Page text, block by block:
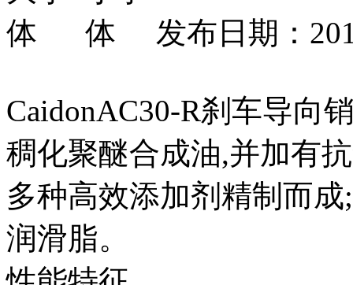
发布日期：
CaidonAC30-R刹车导向
稠化聚醚合成油,并加有
多种高效添加剂精制而
润滑脂。